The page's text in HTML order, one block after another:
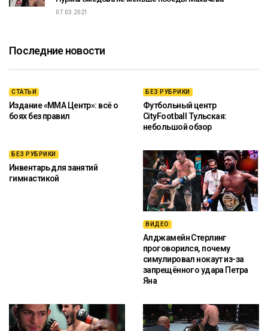
07.03.2021
Последние новости
СТАТЬИ
Издание «ММА Центр»: всё о
боях без правил
БЕЗ РУБРИКИ
Футбольный центр
CityFootball Тульская:
небольшой обзор
БЕЗ РУБРИКИ
Инвентарь для занятий
гимнастикой
ВИДЕО
Алджамейн Стерлинг
проговорился, почему
симулировал нокаут из-за
запрещённого удара Петра
Яна